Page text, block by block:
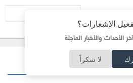
الإشعارات؟
الأحداث والأخبار العاجلة
لا شكراً